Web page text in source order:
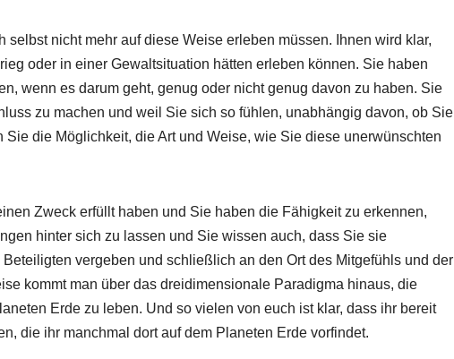
selbst nicht mehr auf diese Weise erleben müssen. Ihnen wird klar,
oder in einer Gewaltsituation hätten erleben können. Sie haben
wenn es darum geht, genug oder nicht genug davon zu haben. Sie
zu machen und weil Sie sich so fühlen, unabhängig davon, ob Sie
die Möglichkeit, die Art und Weise, wie Sie diese unerwünschten
Zweck erfüllt haben und Sie haben die Fähigkeit zu erkennen,
hinter sich zu lassen und Sie wissen auch, dass Sie sie
vergeben und schließlich an den Ort des Mitgefühls und der
kommt man über das dreidimensionale Paradigma hinaus, die
Erde zu leben. Und so vielen von euch ist klar, dass ihr bereit
die ihr manchmal dort auf dem Planeten Erde vorfindet.